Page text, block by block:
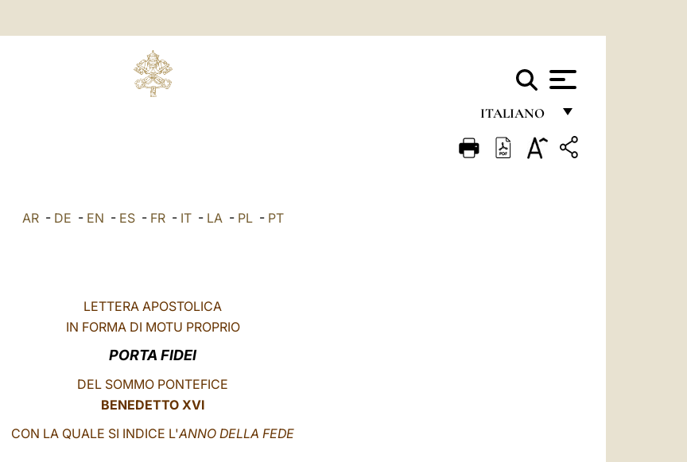
ITALIANO
FRANÇAIS
AR- DE - EN - ES- FR- IT- LA- PL- PT
LETTERA APOSTOLICA
IN FORMA DI MOTU PROPRIO
PORTA FIDEI
DEL SOMMO PONTEFICE
BENEDETTO XVI
CON LA QUALE SI INDICE L'ANNO DELLA FEDE